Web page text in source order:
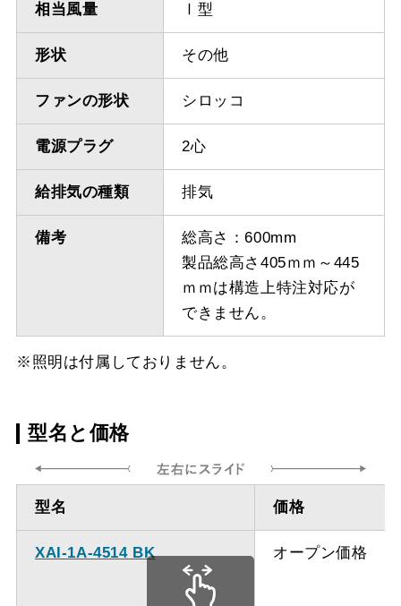
相当風量 Ⅰ型
形状 その他
ファンの形状 シロッコ
電源プラグ 2心
給排気の種類 排気
備考
総高さ：600mm
製品総高さ405ｍｍ～445
ｍｍは構造上特注対応が
できません。
※照明は付属しておりません。
型名と価格
型名 価格
XAI-1A-4514 BK オープン価格